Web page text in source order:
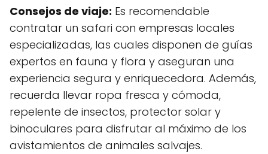
Consejos de viaje: Es recomendable
contratar un safari con empresas locales
especializadas, las cuales disponen de guías
expertos en fauna y flora y aseguran una
experiencia segura y enriquecedora. Además,
recuerda llevar ropa fresca y cómoda,
repelente de insectos, protector solar y
binoculares para disfrutar al máximo de los
avistamientos de animales salvajes.